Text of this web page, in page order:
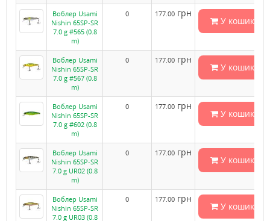
Воблер Usami
Nishin 65SP-SR
7.0 g #565 (0.8
m)
0 177.00 грн
У кошик
Воблер Usami
Nishin 65SP-SR
7.0 g #567 (0.8
m)
0 177.00 грн
У кошик
Воблер Usami
Nishin 65SP-SR
7.0 g #602 (0.8
m)
0 177.00 грн
У кошик
Воблер Usami
Nishin 65SP-SR
7.0 g UR02 (0.8
m)
0 177.00 грн
У кошик
Воблер Usami
Nishin 65SP-SR
7.0 g UR03 (0.8
0 177.00 грн
У кошик